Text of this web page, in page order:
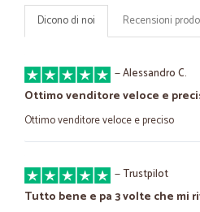
Dicono di noi Recensioni
—Alessandro C.
Ottimo venditore veloce e
Ottimo venditore veloce e preciso
—Trustpilot
Tutto bene e pa 3 volte che mi